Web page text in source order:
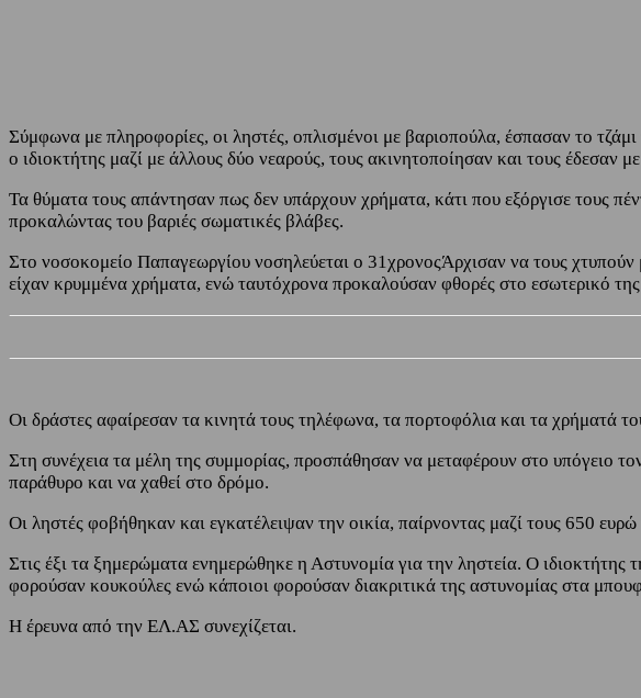
Σύμφωνα με πληροφορίες, οι ληστές, οπλισμένοι με βαριοπούλα, έσπασαν το
ο ιδιοκτήτης μαζί με άλλους δύο νεαρούς, τους ακινητοποίησαν και τους έδεσαν
Τα θύματα τους απάντησαν πως δεν υπάρχουν χρήματα, κάτι που εξόργισε τους
προκαλώντας του βαριές σωματικές βλάβες.
Στο νοσοκομείο Παπαγεωργίου νοσηλεύεται ο 31χρονοςΆρχισαν να τους
είχαν κρυμμένα χρήματα, ενώ ταυτόχρονα προκαλούσαν φθορές στο εσωτερικό της
Οι δράστες αφαίρεσαν τα κινητά τους τηλέφωνα, τα πορτοφόλια και τα χρήματά
Στη συνέχεια τα μέλη της συμμορίας, προσπάθησαν να μεταφέρουν στο υπόγειο
παράθυρο και να χαθεί στο δρόμο.
Οι ληστές φοβήθηκαν και εγκατέλειψαν την οικία, παίρνοντας μαζί τους 650
Στις έξι τα ξημερώματα ενημερώθηκε η Αστυνομία για την ληστεία. Ο
φορούσαν κουκούλες ενώ κάποιοι φορούσαν διακριτικά της αστυνομίας στα
Η έρευνα από την ΕΛ.ΑΣ συνεχίζεται.